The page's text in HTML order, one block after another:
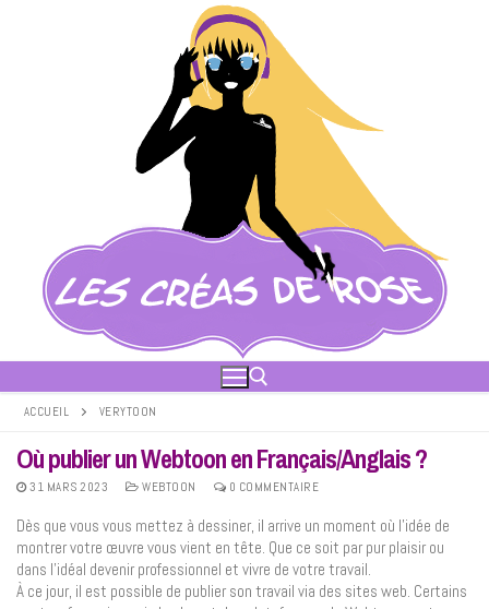
Rechercher :
ACCUEIL VERYTOON
Où publier un Webtoon en Français/Anglais ?
31 MARS 2023 WEBTOON 0 COMMENTAIRE
Dès que vous vous mettez à dessiner, il arrive un moment où l’idée de
montrer votre œuvre vous vient en tête. Que ce soit par pur plaisir ou
dans l’idéal devenir professionnel et vivre de votre travail.
À ce jour, il est possible de publier son travail via des sites web. Certains